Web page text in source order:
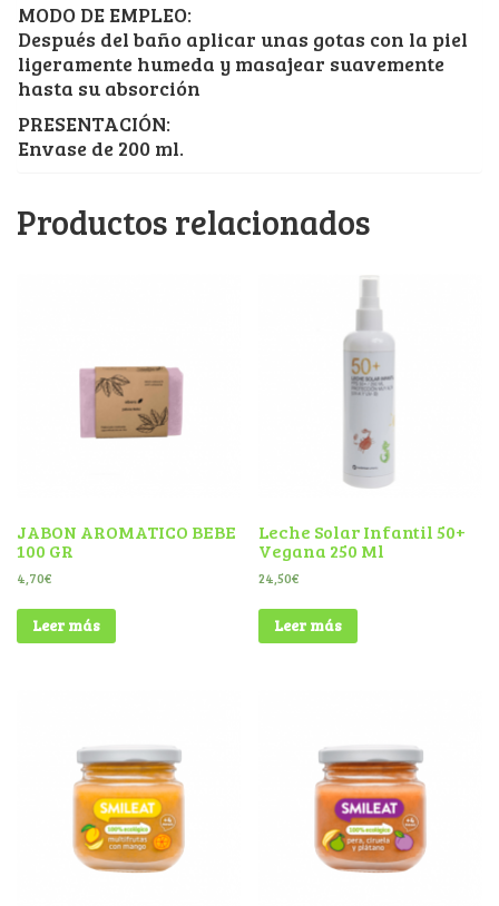
MODO DE EMPLEO:
Después del baño aplicar unas gotas con la piel
ligeramente humeda y masajear suavemente
hasta su absorción
PRESENTACIÓN:
Envase de 200 ml.
Productos relacionados
JABON AROMATICO BEBE
100 GR
4,70€
Leer más
Leche Solar Infantil 50+
Vegana 250 Ml
24,50€
Leer más